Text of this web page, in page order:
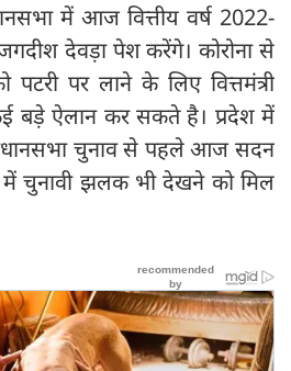
में आज वित्तीय वर्ष 2022-
देवड़ा पेश करेंगे। कोरोना से
पटरी पर लाने के लिए वित्तमंत्री
बड़े ऐलान कर सकते है। प्रदेश में
चुनाव से पहले आज सदन
चुनावी झलक भी देखने को मिल